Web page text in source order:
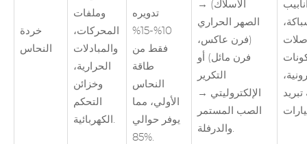
خردة
النحاس
وملفات
المحركات،
والمبادلات
الحرارية،
وخزائن
التحكم
الكهربائية.
تدويره
10%-15%
فقط من
طاقة
النحاس
الأولي، مما
يوفر حوالي
85%.
الأسلاك) →
الصهر الحراري
(فرن عاكس،
فرن مائل) أو
التكرير
الإلكتروليتي →
الصب المستمر
والدرفلة.